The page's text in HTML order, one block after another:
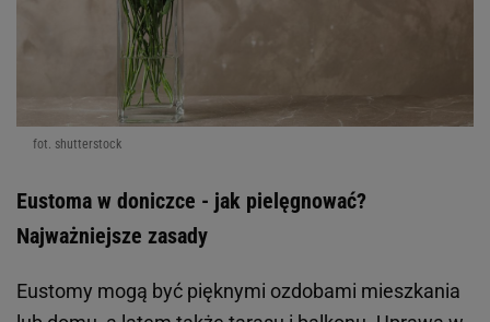
fot. shutterstock
Eustoma w doniczce - jak pielęgnować?
Najważniejsze zasady
Eustomy mogą być pięknymi ozdobami mieszkania